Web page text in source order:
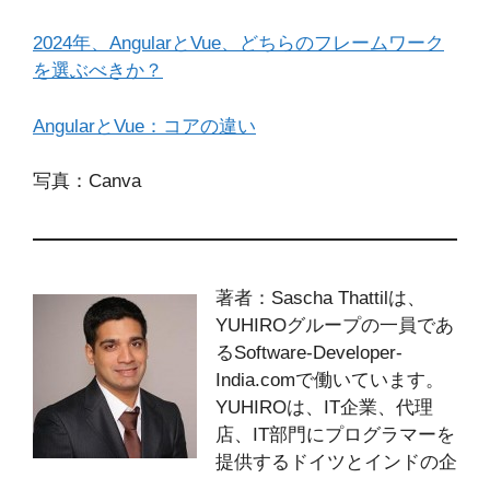
2024年、AngularとVue、どちらのフレームワーク
を選ぶべきか？
AngularとVue：コアの違い
写真：Canva
著者：Sascha Thattilは、
YUHIROグループの一員であ
るSoftware-Developer-
India.comで働いています。
YUHIROは、IT企業、代理
店、IT部門にプログラマーを
提供するドイツとインドの企